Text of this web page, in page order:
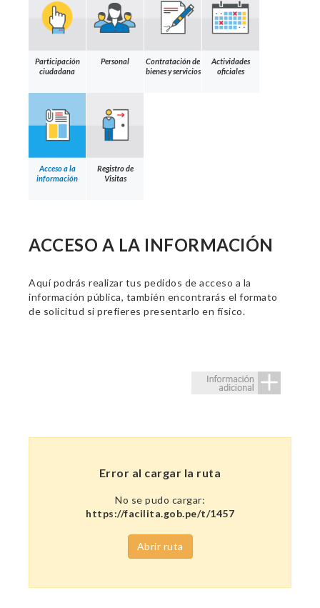
Participación
ciudadana
Personal
Contratación de
bienes y servicios
Actividades
oficiales
Acceso a la
información
Registro de
Visitas
ACCESO A LA INFORMACIÓN
Aquí podrás realizar tus pedidos de acceso a la
información pública, también encontrarás el formato
de solicitud si prefieres presentarlo en físico.
Error al cargar la ruta
No se pudo cargar:
https://facilita.gob.pe/t/1457
Abrir ruta